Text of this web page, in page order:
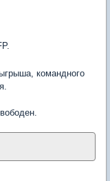
командного